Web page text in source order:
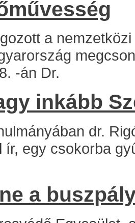
a
-án Dr.
inkább
dr.
ír, egy csokorba
a